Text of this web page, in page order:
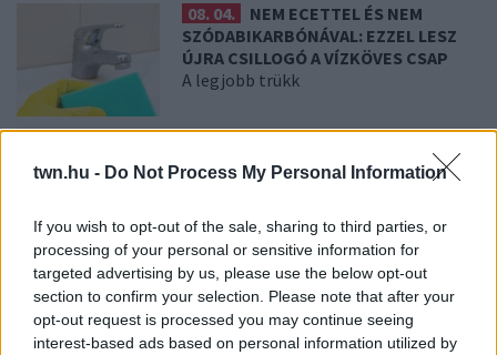
twn.hu - Do Not Process My Personal Information
If you wish to opt-out of the sale, sharing to third parties, or
processing of your personal or sensitive information for
targeted advertising by us, please use the below opt-out
section to confirm your selection. Please note that after your
opt-out request is processed you may continue seeing
interest-based ads based on personal information utilized by
08. 04.
NEM ECETTEL ÉS NEM
SZÓDABIKARBÓNÁVAL: EZZEL LESZ
ÚJRA CSILLOGÓ A VÍZKÖVES CSAP
A legjobb trükk
HA MINDIG EZT A MONDATOT
HASZNÁLOD, AZ RENDKÍVÜL MAGAS
Te szoktad?
08. 02.
SOKAN ROSSZUL TÁROLJÁK A GYÓGYSZEREIKET –
EMIATT CSÖKKENHET A HATÁSUK
Érdemes odafigyelni rá